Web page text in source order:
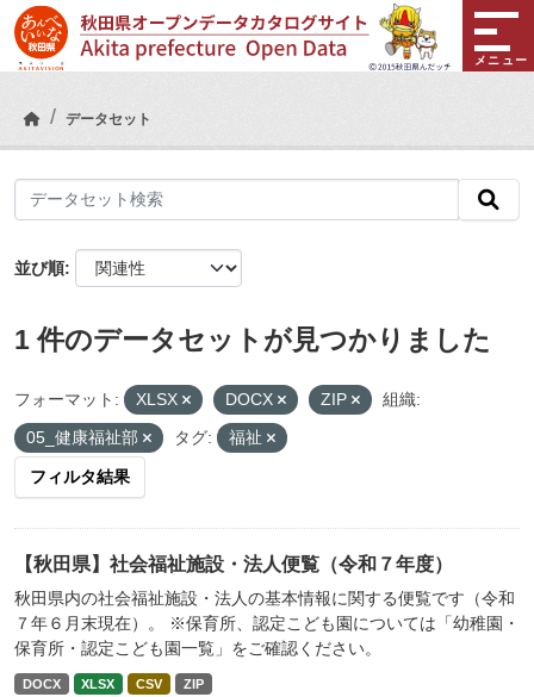
Skip to main content
メニュー
データセット
並び順
1 件のデータセットが見つかりました
フォーマット: XLSX DOCX ZIP
組織:
05_健康福祉部
タグ: 福祉
フィルタ結果
【秋田県】社会福祉施設・法人便覧（令和７年度）
秋田県内の社会福祉施設・法人の基本情報に関する便覧です（令和
７年６月末現在）。 ※保育所、認定こども園については「幼稚園・
保育所・認定こども園一覧」をご確認ください。
DOCX XLSX CSV ZIP